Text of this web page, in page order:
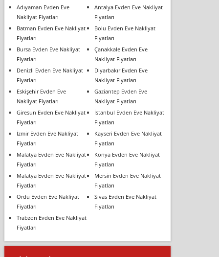
Adıyaman Evden Eve
Nakliyat Fiyatları
Antalya Evden Eve Nakliyat
Fiyatları
Batman Evden Eve Nakliyat
Fiyatları
Bolu Evden Eve Nakliyat
Fiyatları
Bursa Evden Eve Nakliyat
Fiyatları
Çanakkale Evden Eve
Nakliyat Fiyatları
Denizli Evden Eve Nakliyat
Fiyatları
Diyarbakır Evden Eve
Nakliyat Fiyatları
Eskişehir Evden Eve
Nakliyat Fiyatları
Gaziantep Evden Eve
Nakliyat Fiyatları
Giresun Evden Eve Nakliyat
Fiyatları
İstanbul Evden Eve Nakliyat
Fiyatları
İzmir Evden Eve Nakliyat
Fiyatları
Kayseri Evden Eve Nakliyat
Fiyatları
Malatya Evden Eve Nakliyat
Fiyatları
Konya Evden Eve Nakliyat
Fiyatları
Malatya Evden Eve Nakliyat
Fiyatları
Mersin Evden Eve Nakliyat
Fiyatları
Ordu Evden Eve Nakliyat
Fiyatları
Sivas Evden Eve Nakliyat
Fiyatları
Trabzon Evden Eve Nakliyat
Fiyatları